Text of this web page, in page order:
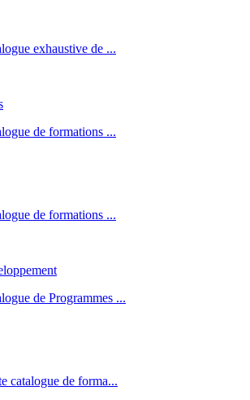
exhaustive de ...
de formations ...
de formations ...
de Programmes ...
catalogue de forma...